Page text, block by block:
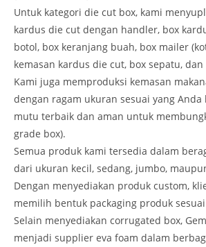
Untuk kategori die cut box, kami
kardus die cut dengan handler, box
botol, box keranjang buah, box mailer
kemasan kardus die cut, box sepatu, dan
Kami juga memproduksi kemasan
dengan ragam ukuran sesuai yang
mutu terbaik dan aman untuk
grade box).
Semua produk kami tersedia dalam
dari ukuran kecil, sedang, jumbo,
Dengan menyediakan produk custom,
memilih bentuk packaging produk
Selain menyediakan corrugated box,
menjadi supplier eva foam dalam